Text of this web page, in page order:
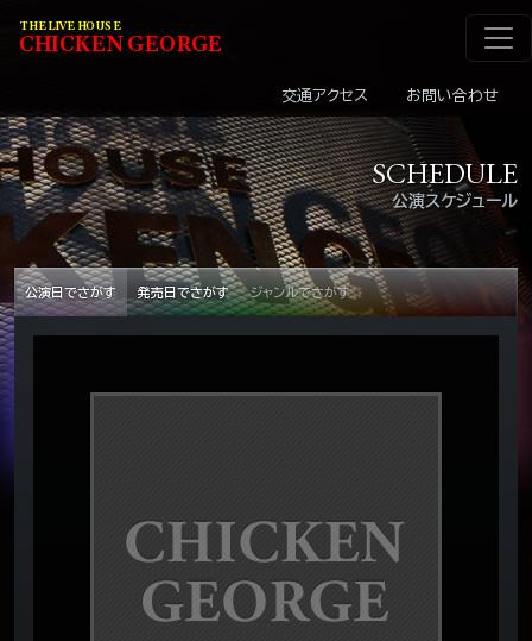
メインナビゲーショ
THE LIVE HOUSE
CHICKENGEORGE
交通アクセス お問い合わせ
公演スケジュール
SCHEDULE
公演日でさがす 発売日でさがす ジャンルでさがす